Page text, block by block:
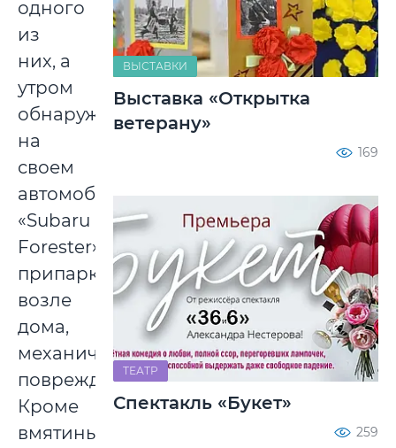
одного
из
них, а
утром
обнаружил
на
своем
автомобиле
«Subaru
Forester»,
припаркованном
возле
дома,
механические
повреждения.
Кроме
вмятины
ВЫСТАВКИ
Выставка «Открытка
ветерану»
169
ТЕАТР
Спектакль «Букет»
259